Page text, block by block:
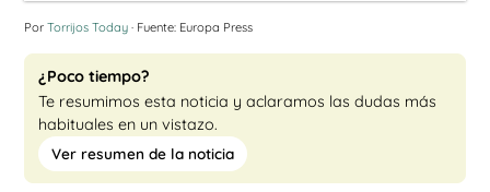
Por Torrijos Today · Fuente: Europa Press
¿Poco tiempo?
Te resumimos esta noticia y aclaramos las dudas más
habituales en un vistazo.
Ver resumen de la noticia